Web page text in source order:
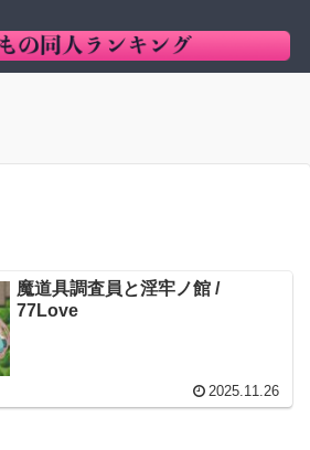
魔道具調査員と淫牢ノ館 /
77Love
2025.11.26